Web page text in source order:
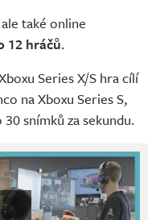
také online
12 hráčů.
Series X/S hra cílí
na Xboxu Series S,
snímků za sekundu.